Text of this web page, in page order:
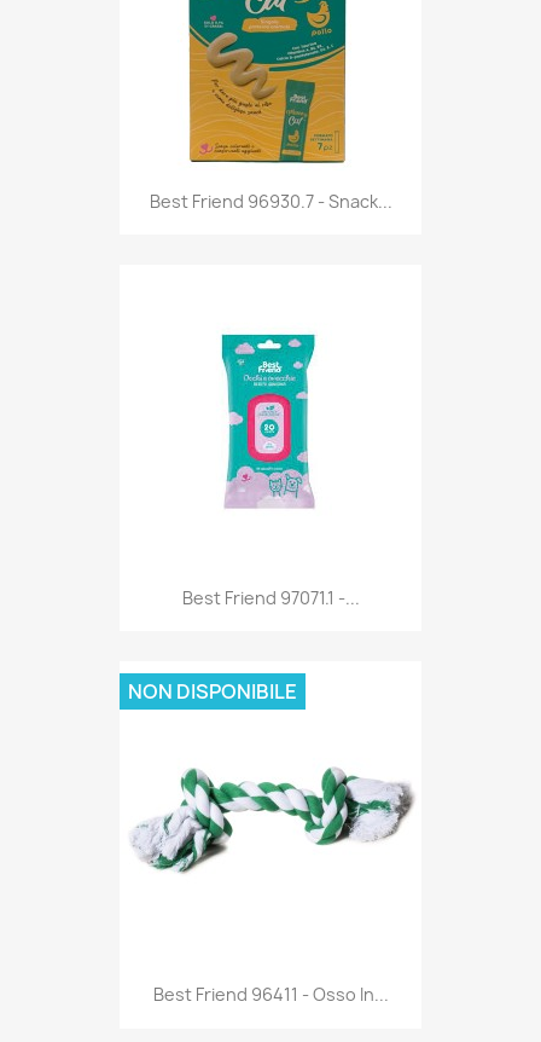
Anteprima
Best Friend 96930.7 - Snack...
Anteprima
Best Friend 97071.1 -...
Anteprima
Best Friend 96411 - Osso In...
NON DISPONIBILE